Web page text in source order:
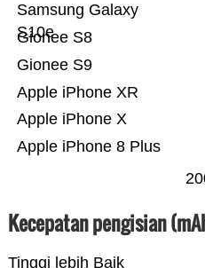
Apple iPhone 8 Plus
Apple iPhone X
Apple iPhone XR
Gionee S9
Gionee S8
Samsung Galaxy
S10e
Kecepatan pengisian
Tinggi lebih Baik